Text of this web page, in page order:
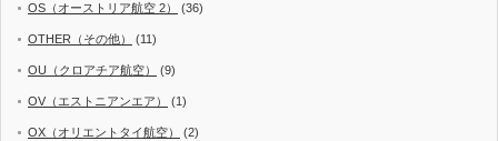
OS（オーストリア航空 2） (36)
OTHER（その他） (11)
OU（クロアチア航空） (9)
OV（エストニアンエア） (1)
OX（オリエントタイ航空） (2)